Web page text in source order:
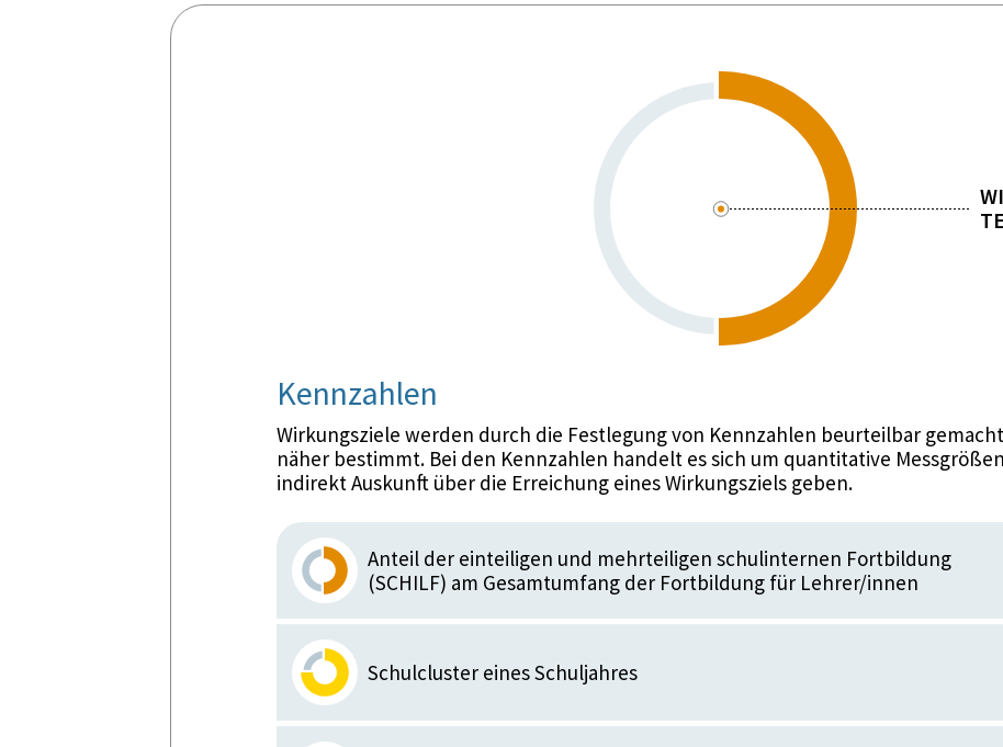
Kennzahlen
Wirkungsziele werden durch die Festlegung von Kennzahlen beurteilbar
näher bestimmt. Bei den Kennzahlen handelt es sich um quantitative
indirekt Auskunft über die Erreichung eines Wirkungsziels geben.
Anteil der einteiligen und mehrteiligen schulinternen Fortbildung
(SCHILF) am Gesamtumfang der Fortbildung für Lehrer/innen
Schulcluster eines Schuljahres